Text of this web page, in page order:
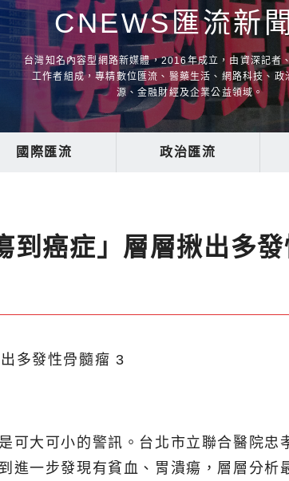
CNEWS匯流新
台灣知名內容型網路新媒體，2016年成立，由資深記者
工作者組成，專精數位匯流、醫藥生活、網路科技、政
源、金融財經及企業公益領域。
國際匯流 政治匯流
到癌症」層層揪出多
可大可小的警訊。台北市立聯合醫院
進一步發現有貧血、胃潰瘍，層層分